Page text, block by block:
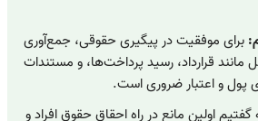
برای موفقیت در پیگیری حقوقی، جمع‌آوری
مانند قرارداد، رسید پرداخت‌ها، و مستندات
پول و اعتبار ضروری است.
اولین مانع در راه احقاق حقوق افراد و